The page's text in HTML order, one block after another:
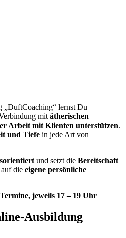
„DuftCoaching“ lernst Du
mit ätherischen
Arbeit mit Klienten unterstützen.
und Tiefe in jede Art von
und setzt die Bereitschaft
auf die eigene persönliche
jeweils 17 – 19 Uhr
Ausbildung